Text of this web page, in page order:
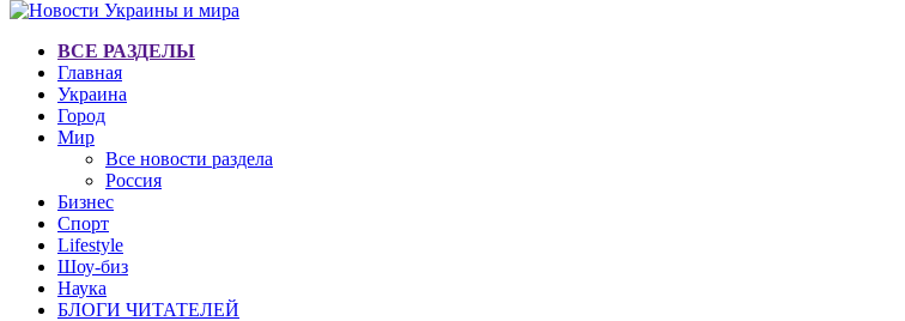
ВСЕ РАЗДЕЛЫ
Главная
Украина
Город
Мир
Все новости раздела
Россия
Бизнес
Спорт
Lifestyle
Шоу-биз
Наука
БЛОГИ ЧИТАТЕЛЕЙ